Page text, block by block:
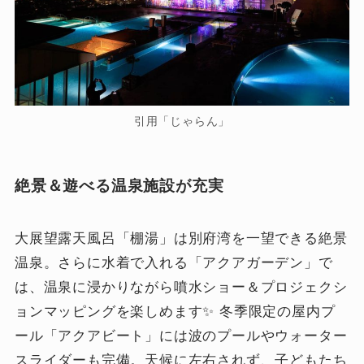
引用「じゃらん」
絶景＆遊べる温泉施設が充実
大展望露天風呂「棚湯」は別府湾を一望できる絶景
温泉。さらに水着で入れる「アクアガーデン」で
は、温泉に浸かりながら噴水ショー＆プロジェクシ
ョンマッピングを楽しめます✨ 冬季限定の屋内プ
ール「アクアビート」には波のプールやウォーター
スライダーも完備。天候に左右されず、子どもたち